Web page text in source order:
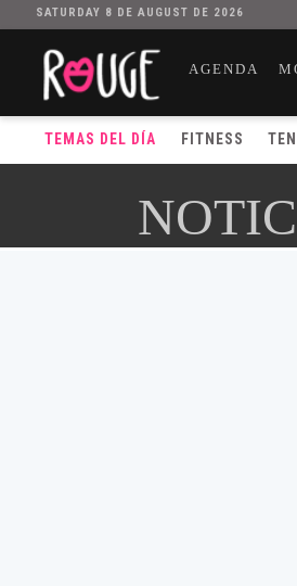
SATURDAY 8 DE AUGUST DE 2026
AGENDA
TEMAS DEL DÍA FITNESS